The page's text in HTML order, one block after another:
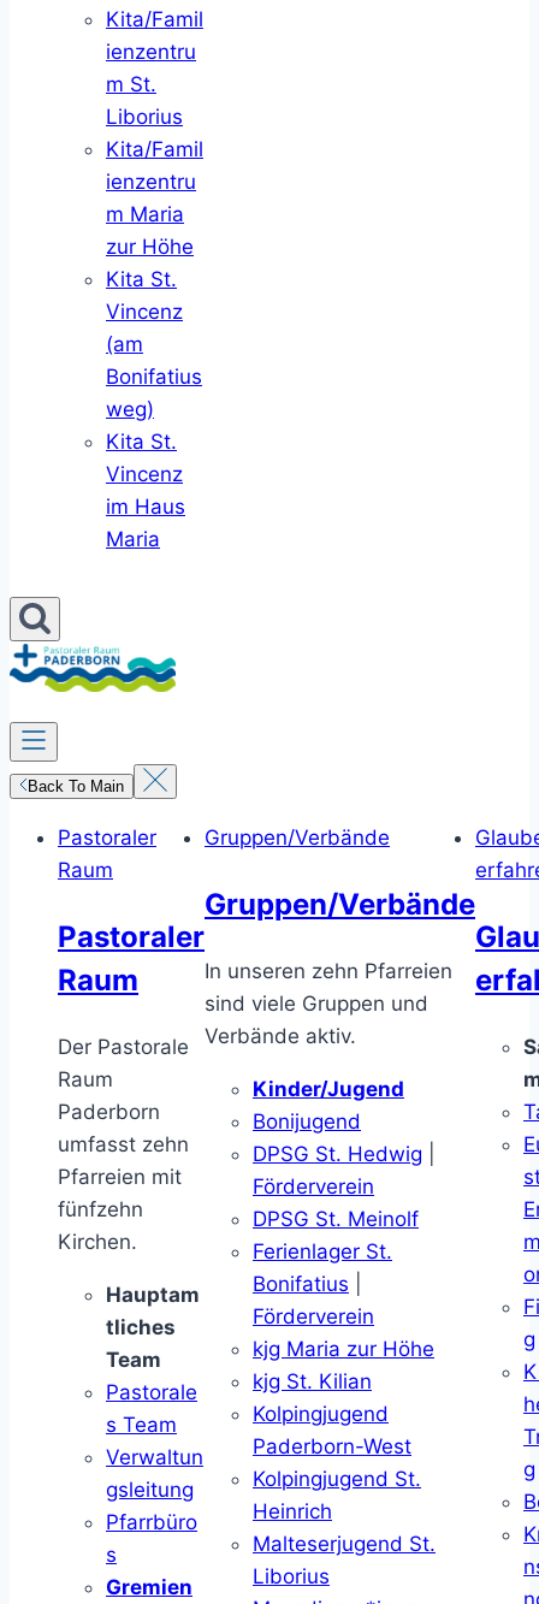
Kita/Famil
ienzentru
m St.
Liborius
Kita/Famil
ienzentru
m Maria
zur Höhe
Kita St.
Vincenz
(am
Bonifatius
weg)
Kita St.
Vincenz
im Haus
Maria
Back To Main
Pastoraler
Raum
Pastoraler
Raum
Der Pastorale
Raum
Paderborn
umfasst zehn
Pfarreien mit
fünfzehn
Kirchen.
Hauptam
tliches
Team
Pastorale
s Team
Verwaltun
gsleitung
Pfarrbüro
s
Gremien
Gruppen/Verbände
Gruppen/Verbände
In unseren zehn Pfarreien
sind viele Gruppen und
Verbände aktiv.
Kinder/Jugend
Bonijugend
DPSG St. Hedwig
Förderverein
DPSG St. Meinolf
Ferienlager St.
Bonifatius
Förderverein
kjg Maria zur Höhe
kjg St. Kilian
Kolpingjugend
Paderborn-West
Kolpingjugend St.
Heinrich
Malteserjugend St.
Liborius
g
g